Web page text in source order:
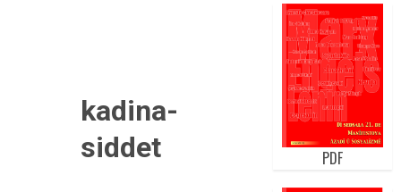
kadina-
siddet
PDF